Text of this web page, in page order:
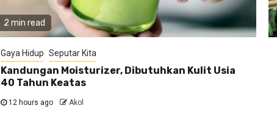
2 min read
Gaya Hidup Seputar Kita
Kandungan Moisturizer, Dibutuhkan Kulit Usia
40 Tahun Keatas
12 hours ago Akol